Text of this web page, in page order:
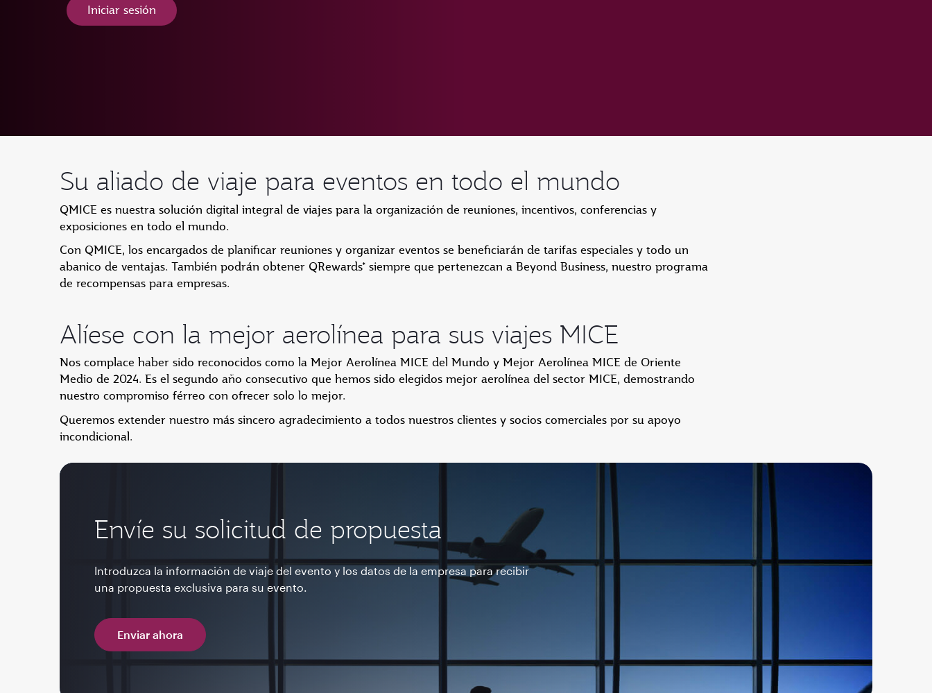
Iniciar sesión
Su aliado de viaje para eventos en todo el mundo
QMICE es nuestra solución digital integral de viajes para la organización de reuniones, incentivos, conferencias y
exposiciones en todo el mundo.
Con QMICE, los encargados de planificar reuniones y organizar eventos se beneficiarán de tarifas especiales y todo un
abanico de ventajas. También podrán obtener QRewards* siempre que pertenezcan a Beyond Business, nuestro programa
de recompensas para empresas.
Alíese con la mejor aerolínea para sus viajes MICE
Nos complace haber sido reconocidos como la Mejor Aerolínea MICE del Mundo y Mejor Aerolínea MICE de Oriente
Medio de 2024. Es el segundo año consecutivo que hemos sido elegidos mejor aerolínea del sector MICE, demostrando
nuestro compromiso férreo con ofrecer solo lo mejor.
Queremos extender nuestro más sincero agradecimiento a todos nuestros clientes y socios comerciales por su apoyo
incondicional.
Envíe su solicitud de propuesta
Introduzca la información de viaje del evento y los datos de la empresa para recibir
una propuesta exclusiva para su evento.
Enviar ahora